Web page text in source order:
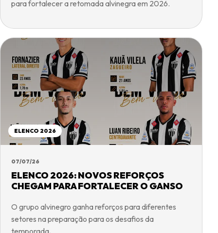
para fortalecer a retomada alvinegra em 2026.
ELENCO 2026
07/07/26
ELENCO 2026: NOVOS REFORÇOS
CHEGAM PARA FORTALECER O GANSO
O grupo alvinegro ganha reforços para diferentes
setores na preparação para os desafios da
temporada.